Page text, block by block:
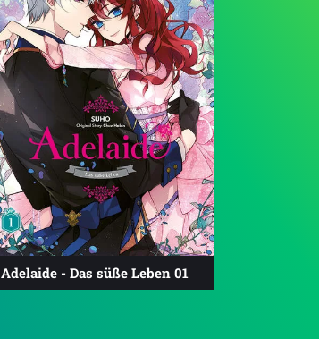
Adelaide - Das süße Leben 01